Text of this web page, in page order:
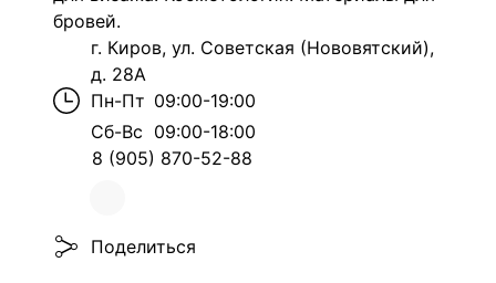
бровей.
г. Киров, ул. Советская (Нововятский),
д. 28А
Пн-Пт 09:00-19:00
Сб-Вс 09:00-18:00
8 (905) 870-52-88
Поделиться